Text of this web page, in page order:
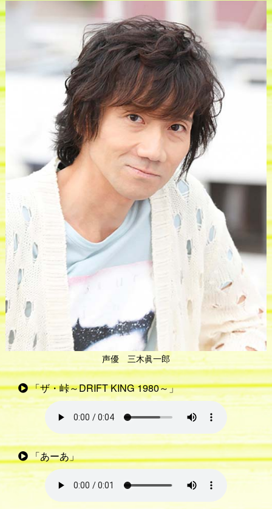
声優 三木眞一郎
「ザ・峠～DRIFT KING 1980～」
「あーあ」